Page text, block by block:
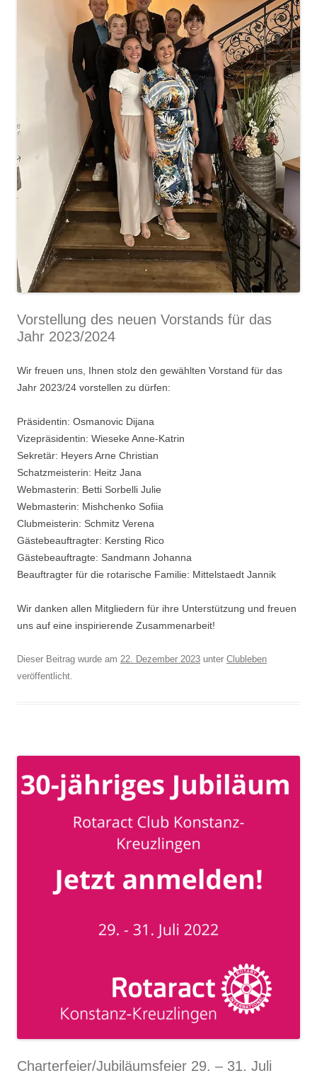
Vorstellung des neuen Vorstands für das
Jahr 2023/2024
Wir freuen uns, Ihnen stolz den gewählten Vorstand für das
Jahr 2023/24 vorstellen zu dürfen:
Präsidentin: Osmanovic Dijana
Vizepräsidentin: Wieseke Anne-Katrin
Sekretär: Heyers Arne Christian
Schatzmeisterin: Heitz Jana
Webmasterin: Betti Sorbelli Julie
Webmasterin: Mishchenko Sofiia
Clubmeisterin: Schmitz Verena
Gästebeauftragter: Kersting Rico
Gästebeauftragte: Sandmann Johanna
Beauftragter für die rotarische Familie: Mittelstaedt Jannik
Wir danken allen Mitgliedern für ihre Unterstützung und freuen
uns auf eine inspirierende Zusammenarbeit!
Dieser Beitrag wurde am 22. Dezember 2023 unter Clubleben
veröffentlicht.
Charterfeier/Jubiläumsfeier 29. – 31. Juli